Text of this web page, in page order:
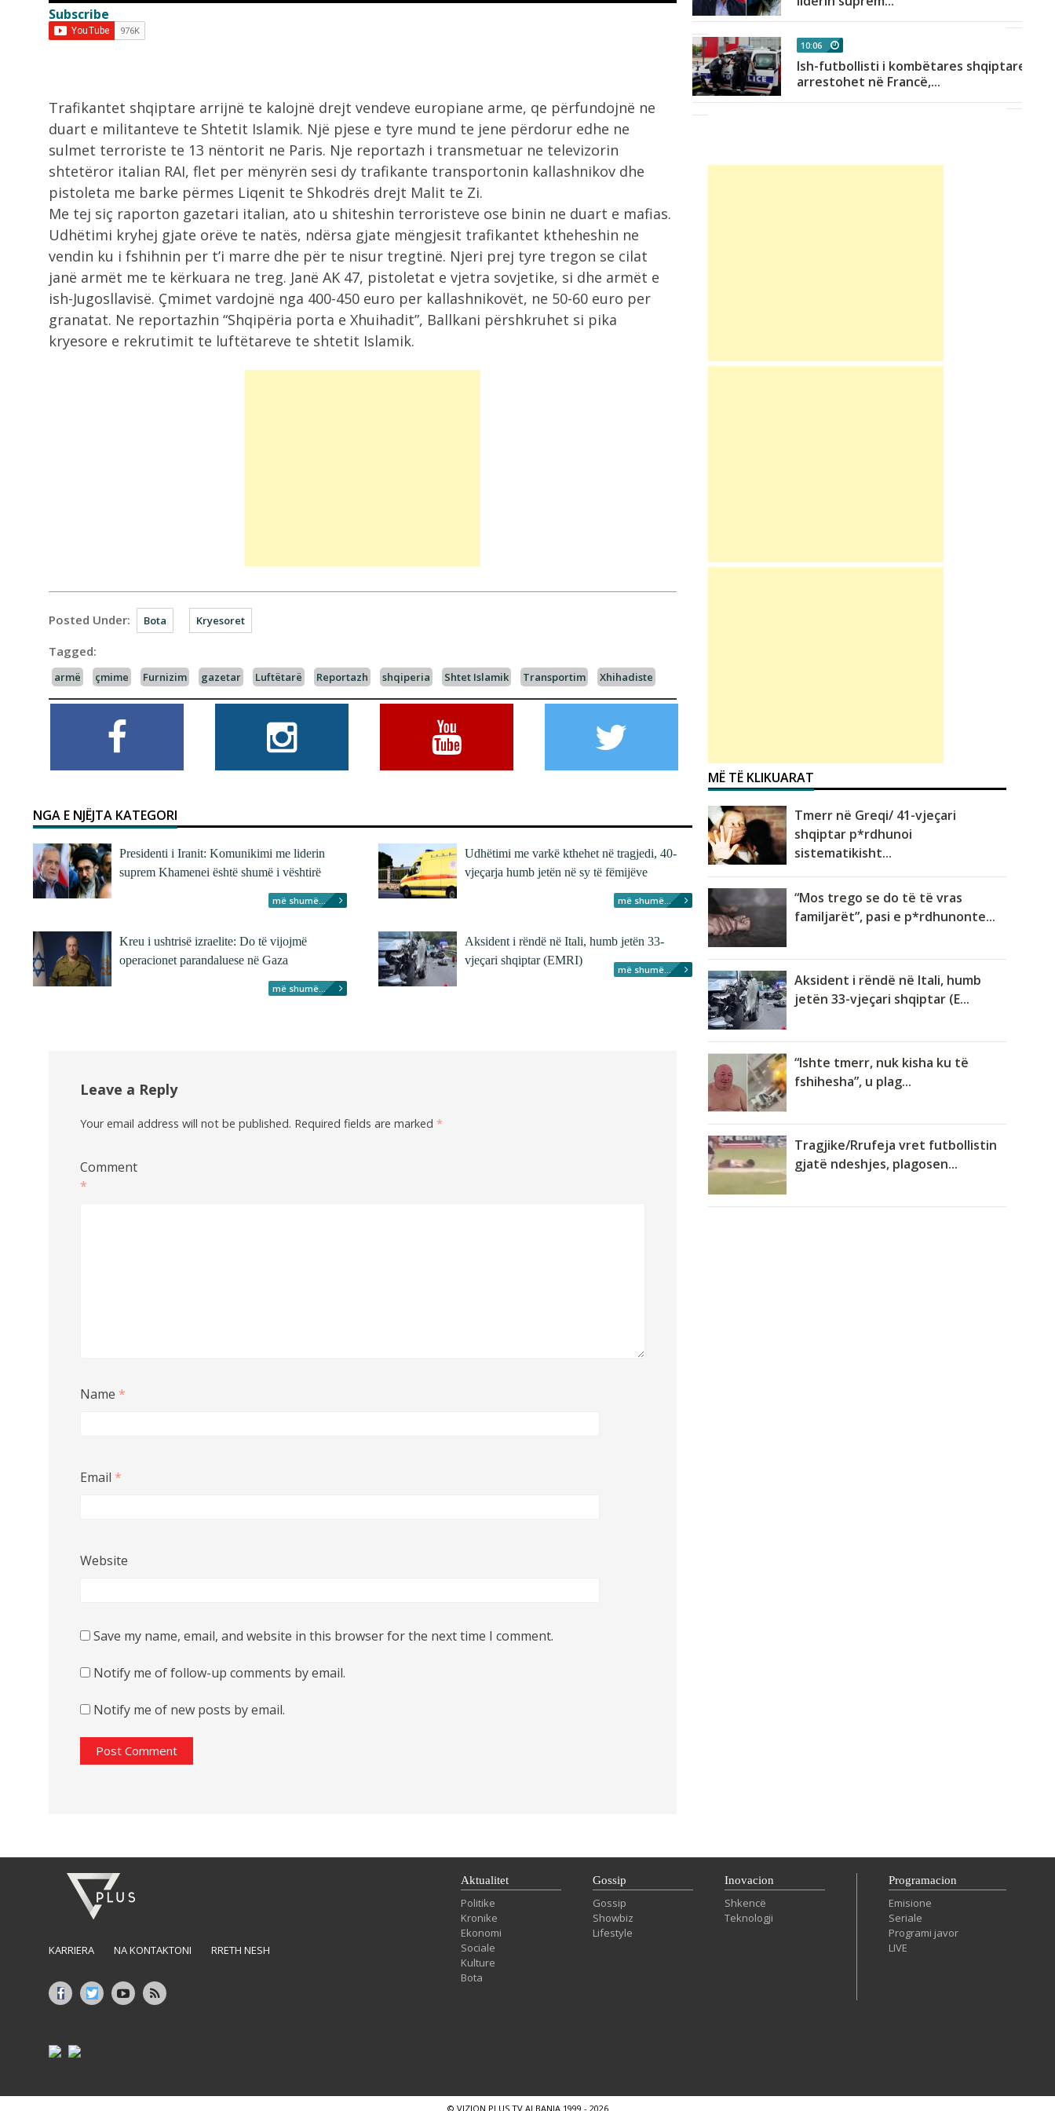
Subscribe
Trafikantet shqiptare arrijnë te kalojnë drejt vendeve europiane arme, qe përfundojnë ne
duart e militanteve te Shtetit Islamik. Një pjese e tyre mund te jene përdorur edhe ne
sulmet terroriste te 13 nëntorit ne Paris. Nje reportazh i transmetuar ne televizorin
shtetëror italian RAI, flet per mënyrën sesi dy trafikante transportonin kallashnikov dhe
pistoleta me barke përmes Liqenit te Shkodrës drejt Malit te Zi.
Me tej siç raporton gazetari italian, ato u shiteshin terroristeve ose binin ne duart e mafias.
Udhëtimi kryhej gjate orëve te natës, ndërsa gjate mëngjesit trafikantet ktheheshin ne
vendin ku i fshihnin per t’i marre dhe për te nisur tregtinë. Njeri prej tyre tregon se cilat
janë armët me te kërkuara ne treg. Janë AK 47, pistoletat e vjetra sovjetike, si dhe armët e
ish-Jugosllavisë. Çmimet vardojnë nga 400-450 euro per kallashnikovët, ne 50-60 euro per
granatat. Ne reportazhin “Shqipëria porta e Xhuihadit”, Ballkani përshkruhet si pika
kryesore e rekrutimit te luftëtareve te shtetit Islamik.
Posted Under: Bota Kryesoret
Tagged:
armë çmime Furnizim gazetar Luftëtarë Reportazh shqiperia Shtet Islamik Transportim Xhihadiste
NGA E NJËJTA KATEGORI
Presidenti i Iranit: Komunikimi me liderin
suprem Khamenei është shumë i vështirë
më shumë...
Udhëtimi me varkë kthehet në tragjedi, 40-
vjeçarja humb jetën në sy të fëmijëve
më shumë...
Kreu i ushtrisë izraelite: Do të vijojmë
operacionet parandaluese në Gaza
më shumë...
Aksident i rëndë në Itali, humb jetën 33-
vjeçari shqiptar (EMRI)
më shumë...
Leave a Reply
Your email address will not be published. Required fields are marked *
Comment
*
Name *
Email *
Website
Save my name, email, and website in this browser for the next time I comment.
Notify me of follow-up comments by email.
Notify me of new posts by email.
10-ta...
10:06
Ish-futbollisti i kombëtares shqiptare
arrestohet në Francë,...
MË TË KLIKUARAT
Tmerr në Greqi/ 41-vjeçari
shqiptar p*rdhunoi
sistematikisht...
“Mos trego se do të të vras
familjarët”, pasi e p*rdhunonte...
Aksident i rëndë në Itali, humb
jetën 33-vjeçari shqiptar (E...
“Ishte tmerr, nuk kisha ku të
fshihesha”, u plag...
Tragjike/Rrufeja vret futbollistin
gjatë ndeshjes, plagosen...
KARRIERA NA KONTAKTONI RRETH NESH
Aktualitet
Politike
Kronike
Ekonomi
Sociale
Kulture
Bota
Gossip
Gossip
Showbiz
Lifestyle
Inovacion
Shkencë
Teknologji
Programacion
Emisione
Seriale
Programi javor
LIVE
© VIZION PLUS TV ALBANIA 1999 - 2026